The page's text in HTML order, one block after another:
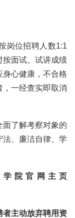
岗位招聘人数1:1
按面试、试讲成绩
身心健康，不合格
，一经查实即取消
面了解考察对象的
、廉洁自律、学
学院官网主页
者主动放弃聘用资